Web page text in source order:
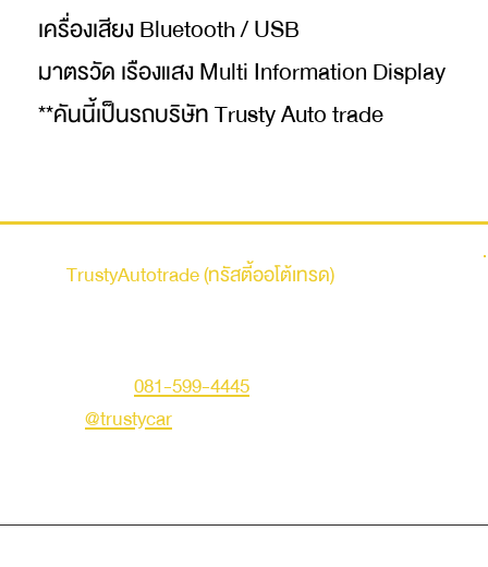
เครื่องเสียง Bluetooth / USB
มาตรวัด เรืองแสง Multi Information Display
**คันนี้เป็นรถบริษัท Trusty Auto trade
TrustyAutotrade (ทรัสตี้ออโต้เทรด)
081-599-4445
@trustycar